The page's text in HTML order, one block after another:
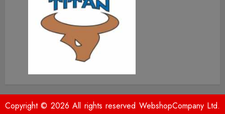
Copyright © 2026 All rights reserved WebshopCompany Ltd.